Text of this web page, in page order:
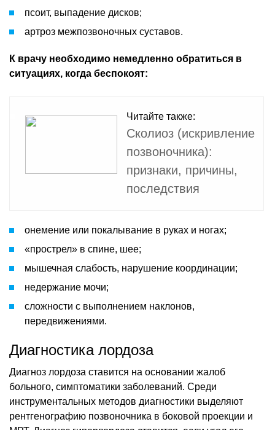
псоит, выпадение дисков;
артроз межпозвоночных суставов.
К врачу необходимо немедленно обратиться в
ситуациях, когда беспокоят:
Читайте также:
Сколиоз (искривление
позвоночника):
признаки, причины,
последствия
онемение или покалывание в руках и ногах;
«прострел» в спине, шее;
мышечная слабость, нарушение координации;
недержание мочи;
сложности с выполнением наклонов,
передвижениями.
Диагностика лордоза
Диагноз лордоза ставится на основании жалоб
больного, симптоматики заболеваний. Среди
инструментальных методов диагностики выделяют
рентгенографию позвоночника в боковой проекции и